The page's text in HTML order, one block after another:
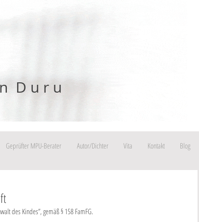
D u r u
Geprüfter MPU-Berater Autor/Dichter Vita Kontakt Blog
des Kindes”, gemäß § 158 FamFG.